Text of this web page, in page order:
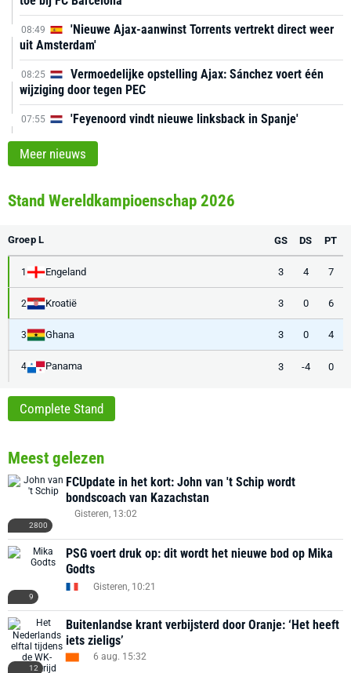
08:49
'Nieuwe Ajax-aanwinst Torrents vertrekt direct weer
uit Amsterdam'
08:25
Vermoedelijke opstelling Ajax: Sánchez voert één
wijziging door tegen PEC
07:55 'Feyenoord vindt nieuwe linksback in Spanje'
Meer nieuws
Stand Wereldkampioenschap 2026
Groep L GS DS PT
1 Engeland 3 4 7
2 Kroatië 3 0 6
3 Ghana 3 0 4
4 Panama 3 -4 0
Complete Stand
Meest gelezen
2800
FCUpdate in het kort: John van 't Schip wordt
bondscoach van Kazachstan
Gisteren, 13:02
9
PSG voert druk op: dit wordt het nieuwe bod op Mika
Godts
Gisteren, 10:21
12
Buitenlandse krant verbijsterd door Oranje: ‘Het heeft
iets zieligs’
6 aug. 15:32